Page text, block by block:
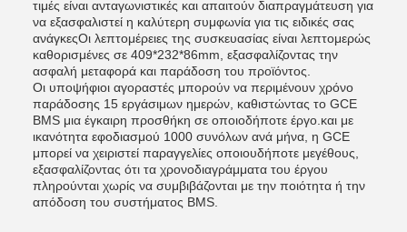
τιμές είναι ανταγωνιστικές και απαιτούν διαπραγμάτευση για
να εξασφαλιστεί η καλύτερη συμφωνία για τις ειδικές σας
ανάγκεςΟι λεπτομέρειες της συσκευασίας είναι λεπτομερώς
καθορισμένες σε 409*232*86mm, εξασφαλίζοντας την
ασφαλή μεταφορά και παράδοση του προϊόντος.
Οι υποψήφιοι αγοραστές μπορούν να περιμένουν χρόνο
παράδοσης 15 εργάσιμων ημερών, καθιστώντας το GCE
BMS μια έγκαιρη προσθήκη σε οποιοδήποτε έργο.και με
ικανότητα εφοδιασμού 1000 συνόλων ανά μήνα, η GCE
μπορεί να χειριστεί παραγγελίες οποιουδήποτε μεγέθους,
εξασφαλίζοντας ότι τα χρονοδιαγράμματα του έργου
πληρούνται χωρίς να συμβιβάζονται με την ποιότητα ή την
απόδοση του συστήματος BMS.